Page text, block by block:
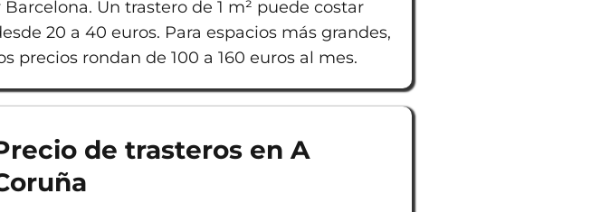
Barcelona. Un trastero de 1 m² puede costar
20 a 40 euros. Para espacios más grandes,
precios rondan de 100 a 160 euros al mes.
de trasteros en A